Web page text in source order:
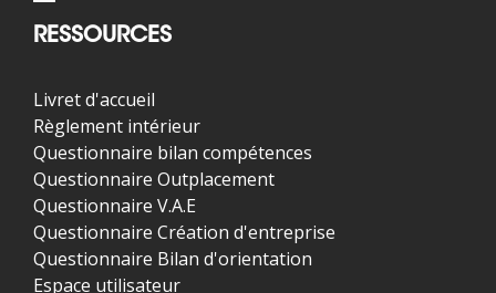
RESSOURCES
Livret d'accueil
Règlement intérieur
Questionnaire bilan compétences
Questionnaire Outplacement
Questionnaire V.A.E
Questionnaire Création d'entreprise
Questionnaire Bilan d'orientation
Espace utilisateur